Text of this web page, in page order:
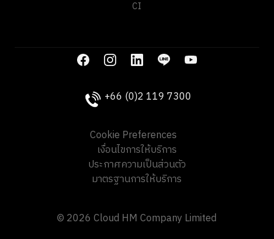
CI
+66 (0)2 119 7300
Cookie Preferences
เงื่อนไขการให้บริการ
ประกาศความเป็นส่วนตัว
มาตรฐานการให้บริการ
© 2026 Cloud HM Company Limited